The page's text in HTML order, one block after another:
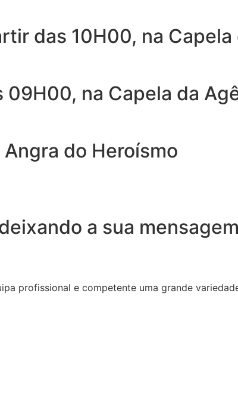
das 10H00, na
na Capela da
do Heroísmo
a sua
profissional e competente uma grande